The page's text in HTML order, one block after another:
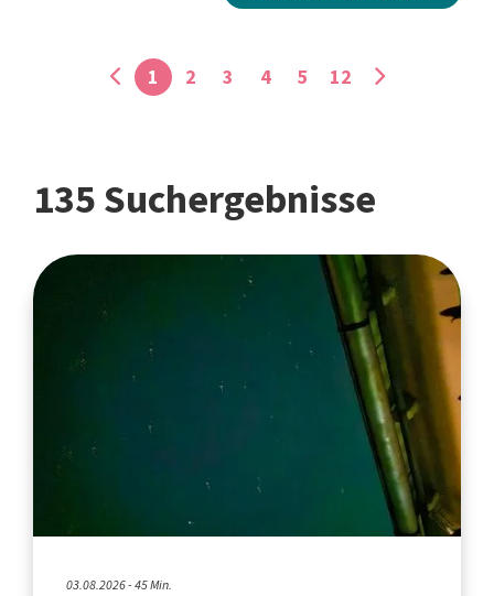
1 2 3 4 5 12
135 Suchergebnisse
03.08.2026 - 45 Min.